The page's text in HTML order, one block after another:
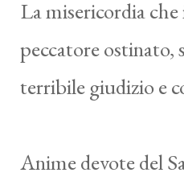
La misericordia che
peccatore ostinato,
terribile giudizio e
Anime devote del